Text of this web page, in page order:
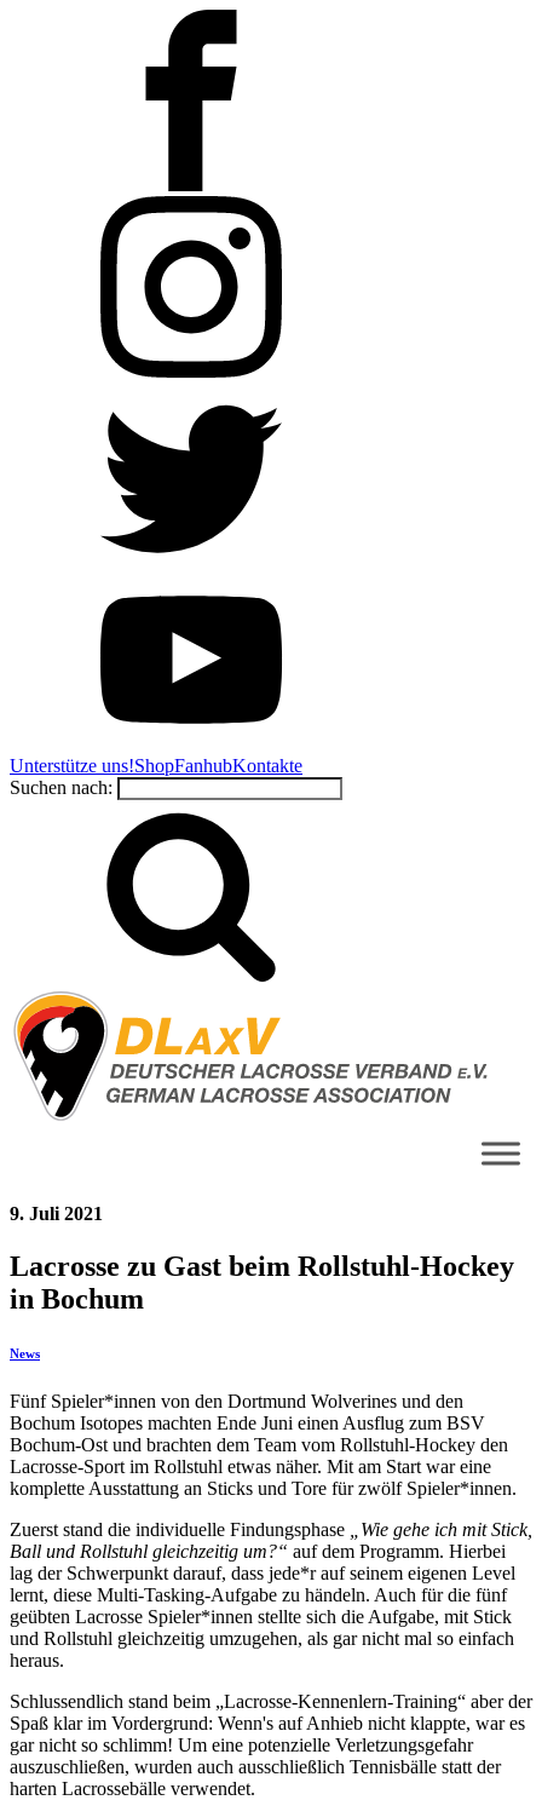
Unterstütze uns!ShopFanhubKontakte
Suchen nach:
9. Juli 2021
Lacrosse zu Gast beim Rollstuhl-Hockey
in Bochum
News
Fünf Spieler*innen von den Dortmund Wolverines und den
Bochum Isotopes machten Ende Juni einen Ausflug zum BSV
Bochum-Ost und brachten dem Team vom Rollstuhl-Hockey den
Lacrosse-Sport im Rollstuhl etwas näher. Mit am Start war eine
komplette Ausstattung an Sticks und Tore für zwölf Spieler*innen.
Zuerst stand die individuelle Findungsphase
„Wie gehe ich mit Stick,
Ball und Rollstuhl gleichzeitig um?“ auf dem Programm. Hierbei
lag der Schwerpunkt darauf, dass jede*r auf seinem eigenen Level
lernt, diese Multi-Tasking-Aufgabe zu händeln. Auch für die fünf
geübten Lacrosse Spieler*innen stellte sich die Aufgabe, mit Stick
und Rollstuhl gleichzeitig umzugehen, als gar nicht mal so einfach
heraus.
Schlussendlich stand beim „Lacrosse-Kennenlern-Training“ aber der
Spaß klar im Vordergrund: Wenn's auf Anhieb nicht klappte, war es
gar nicht so schlimm! Um eine potenzielle Verletzungsgefahr
auszuschließen, wurden auch ausschließlich Tennisbälle statt der
harten Lacrossebälle verwendet.